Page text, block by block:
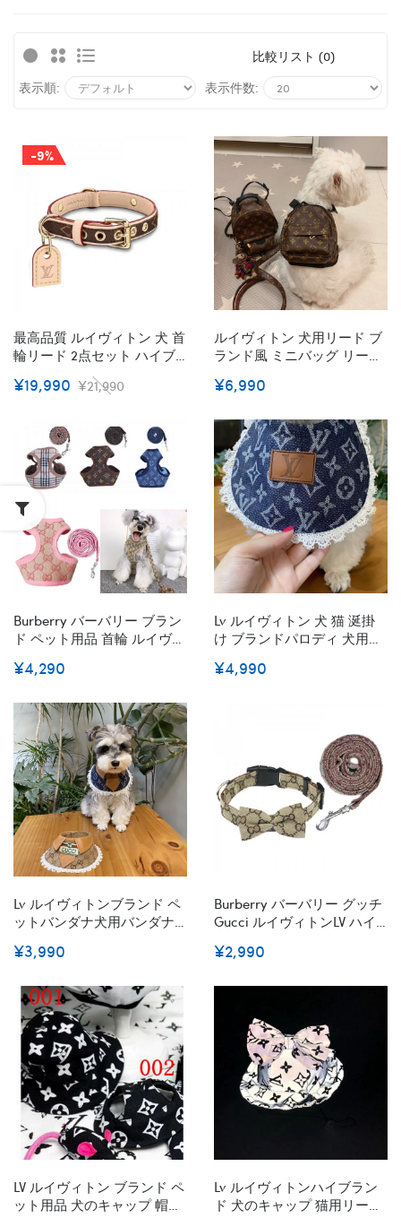
比較リスト (0)
表示順:
表示件数:
-9%
最高品質 ルイヴィトン 犬 首
輪リード 2点セット ハイブ
ランド Lv 犬の首輪 革の犬の
首輪 ペット用品 経典モノグ
感 牽引ロープ 耐久性 ファッ
ション 快適 調整可能 小中大
型犬
¥19,990 ¥21,990
ルイヴィトン 犬用リード ブ
ランド風 ミニバッグ リード
牽引縄 牽引ロープ LV 犬のリ
犬に向け オシャレ
¥6,990
Burberry バーバリー ブラン
ド ペット用品 首輪 ルイヴィ
点セット お出かけ 散歩用 胴
ド 通気性 ベスト式ハーネス
快適 サイズ調整 小中型ペッ
ト適応 カッコいい 激安
¥4,290
Lv ルイヴィトン 犬 猫 涎掛
け ブランドパロディ 犬用よ
グッズ 春夏Ｍ 高品質のペッ
¥4,990
Lv ルイヴィトンブランド ペ
ットバンダナ犬用バンダナ
よだれかけ激安かわいいの
¥3,990
Burberry バーバリー グッチ
Gucci ルイヴィトンLV ハイ
ィハイブランド犬の首輪 革
犬用リード耐久性 ファッシ
¥2,990
LV ルイヴィトン ブランド ペ
ット用品 犬のキャップ 帽子
Lv ルイヴィトンハイブラン
ド 犬のキャップ 猫用リード